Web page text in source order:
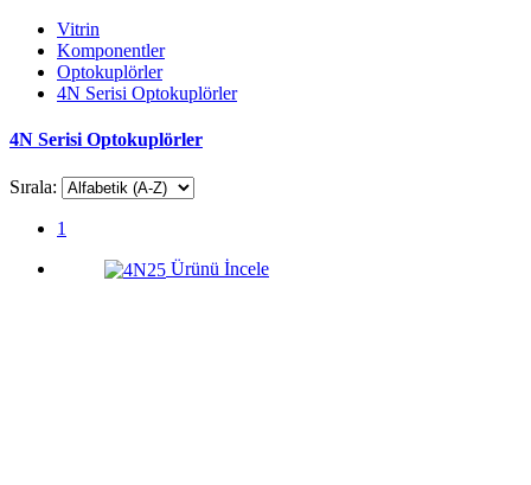
Vitrin
Komponentler
Optokuplörler
4N Serisi Optokuplörler
4N Serisi Optokuplörler
Sırala:
1
Ürünü İncele